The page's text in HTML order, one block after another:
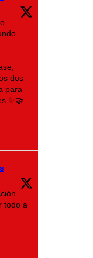
dos
para
✨🤝
todo a